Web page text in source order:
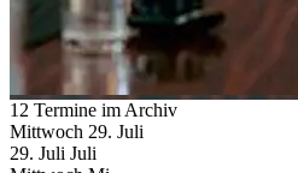
12 Termine im Archiv
Mittwoch 29. Juli
29. Juli Juli